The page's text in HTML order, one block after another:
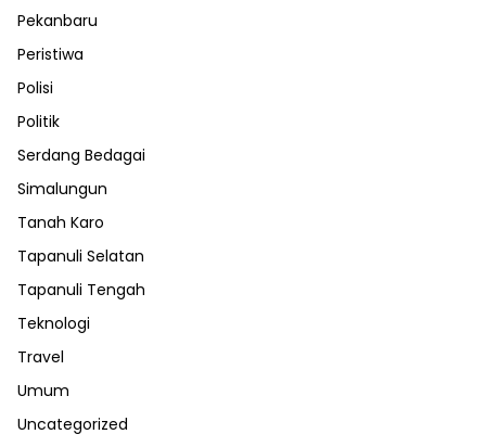
Pekanbaru
Peristiwa
Polisi
Politik
Serdang Bedagai
Simalungun
Tanah Karo
Tapanuli Selatan
Tapanuli Tengah
Teknologi
Travel
Umum
Uncategorized